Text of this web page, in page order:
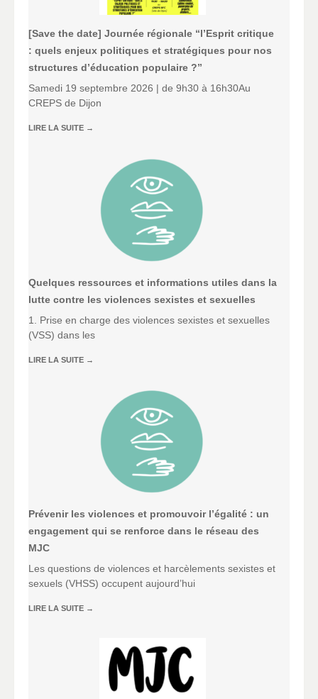
[Save the date] Journée régionale “l’Esprit critique
: quels enjeux politiques et stratégiques pour nos
structures d’éducation populaire ?”
Samedi 19 septembre 2026 | de 9h30 à 16h30Au
CREPS de Dijon
LIRE LA SUITE →
Quelques ressources et informations utiles dans la
lutte contre les violences sexistes et sexuelles
1. Prise en charge des violences sexistes et sexuelles
(VSS) dans les
LIRE LA SUITE →
Prévenir les violences et promouvoir l’égalité : un
engagement qui se renforce dans le réseau des
MJC
Les questions de violences et harcèlements sexistes et
sexuels (VHSS) occupent aujourd’hui
LIRE LA SUITE →